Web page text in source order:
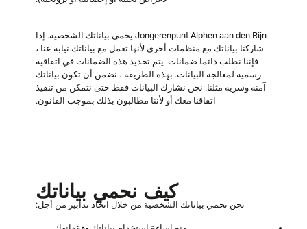
Jongerenpunt Alphen aan den Rijn يحمي بياناتك الشخصية. إذا
شاركنا بياناتك مع منظمات أخرى لأنها تعمل مع بياناتك نيابة عنا ،
فإننا نطلب دائما ضمانات. يتم تحديد هذه الضمانات في اتفاقية
رسمية لمعالجة البيانات. بهذه الطريقة ، نضمن أن تكون بياناتك
آمنة وسرية مثلنا. نحن نشارك البيانات فقط حتى نتمكن من تنفيذ
اتفاقنا معك أو لأننا مطالبون بذلك بموجب القانون.
كيف نحمي بياناتك
نحن نحمي بياناتك الشخصية من خلال اتخاذ تدابير من أجل: